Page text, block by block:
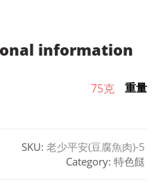
information
重量
75克
SKU: 老少平安(豆腐魚肉)-5
Category: 特色餸